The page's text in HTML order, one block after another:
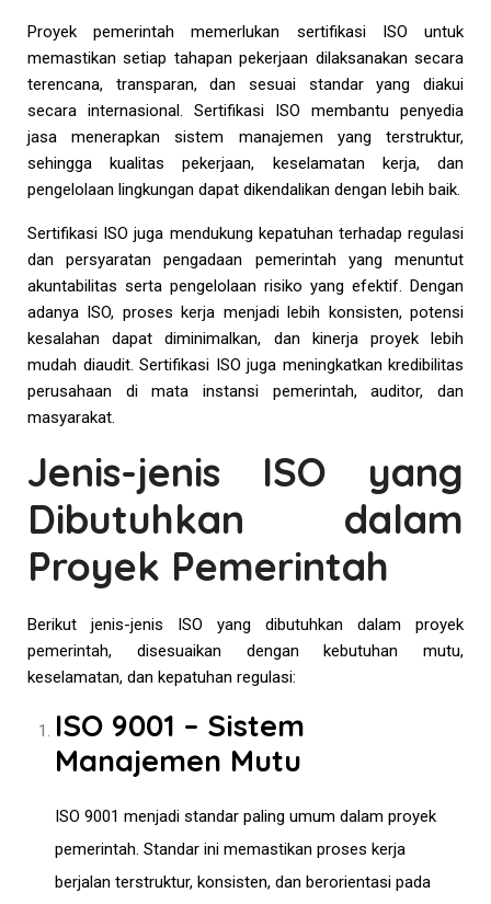
Proyek pemerintah memerlukan sertifikasi ISO untuk
memastikan setiap tahapan pekerjaan dilaksanakan secara
terencana, transparan, dan sesuai standar yang diakui
secara internasional. Sertifikasi ISO membantu penyedia
jasa menerapkan sistem manajemen yang terstruktur,
sehingga kualitas pekerjaan, keselamatan kerja, dan
pengelolaan lingkungan dapat dikendalikan dengan lebih baik.
Sertifikasi ISO juga mendukung kepatuhan terhadap regulasi
dan persyaratan pengadaan pemerintah yang menuntut
akuntabilitas serta pengelolaan risiko yang efektif. Dengan
adanya ISO, proses kerja menjadi lebih konsisten, potensi
kesalahan dapat diminimalkan, dan kinerja proyek lebih
mudah diaudit. Sertifikasi ISO juga meningkatkan kredibilitas
perusahaan di mata instansi pemerintah, auditor, dan
masyarakat.
Jenis-jenis ISO yang
Dibutuhkan dalam
Proyek Pemerintah
Berikut jenis-jenis ISO yang dibutuhkan dalam proyek
pemerintah, disesuaikan dengan kebutuhan mutu,
keselamatan, dan kepatuhan regulasi:
ISO 9001 – Sistem
Manajemen Mutu
ISO 9001 menjadi standar paling umum dalam proyek
pemerintah. Standar ini memastikan proses kerja
berjalan terstruktur, konsisten, dan berorientasi pada